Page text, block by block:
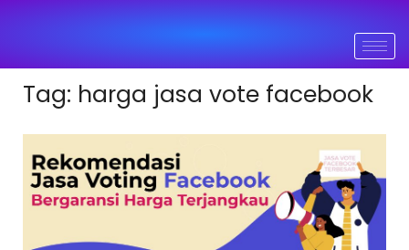
Tag: harga jasa vote facebook